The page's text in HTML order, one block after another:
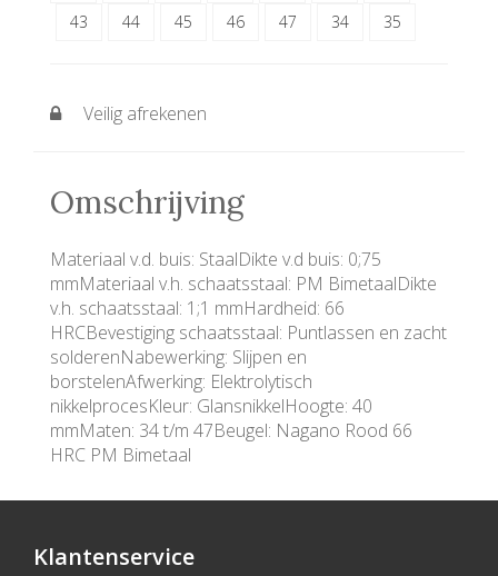
43
44 45 46 47 34 35
Veilig afrekenen
Omschrijving
Materiaal v.d. buis: StaalDikte v.d buis: 0;75
mmMateriaal v.h. schaatsstaal: PM BimetaalDikte
v.h. schaatsstaal: 1;1 mmHardheid: 66
HRCBevestiging schaatsstaal: Puntlassen en zacht
solderenNabewerking: Slijpen en
borstelenAfwerking: Elektrolytisch
nikkelprocesKleur: GlansnikkelHoogte: 40
mmMaten: 34 t/m 47Beugel: Nagano Rood 66
HRC PM Bimetaal
Klantenservice